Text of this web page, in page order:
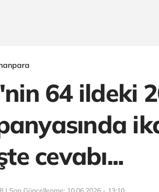
64 ildeki
cevabı...